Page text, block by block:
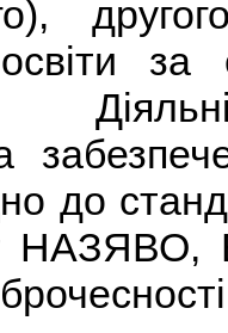
за
до
НАЗЯВО,